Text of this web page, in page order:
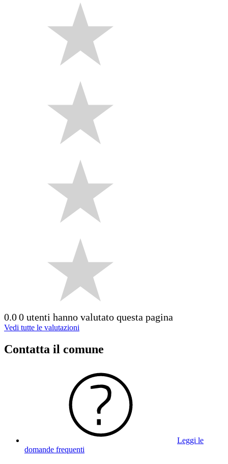
0.00 utenti hanno valutato questa pagina
Vedi tutte le valutazioni
Contatta il comune
Leggi le
domande frequenti